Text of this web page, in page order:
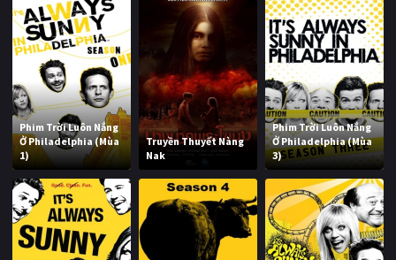
Phim Trời Luôn Nắng
Ở Philadelphia (Mùa
1)
Truyền Thuyết Nàng
Nak
Phim Trời Luôn Nắng
Ở Philadelphia (Mùa
3)